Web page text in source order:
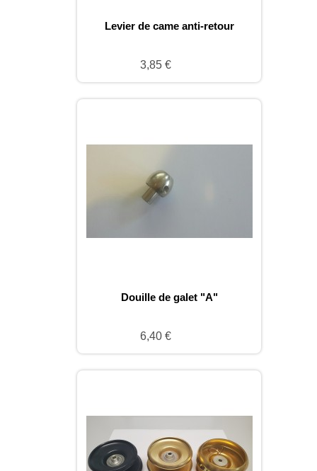
Levier de came anti-retour
3,85 €
Douille de galet "A"
6,40 €